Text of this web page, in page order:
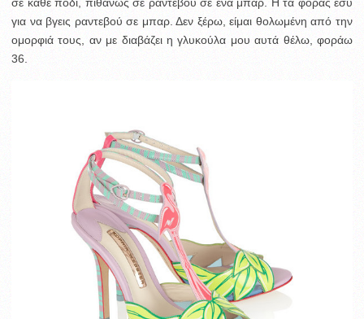
για να βγεις ραντεβού σε μπαρ. Δεν ξέρω, είμαι θολωμένη από την
ομορφιά τους, αν με διαβάζει η γλυκούλα μου αυτά θέλω, φοράω
36.